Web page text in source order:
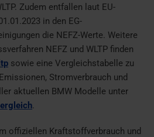
Zudem entfallen laut EU-
in den EG-
die NEFZ-Werte. Weitere
NEFZ und WLTP finden
sowie eine Vergleichstabelle zu
Stromverbrauch und
aktuellen BMW Modelle unter
.
offiziellen Kraftstoffverbrauch und